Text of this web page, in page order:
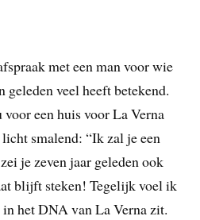
met een man voor wie
geleden veel heeft betekend.
een huis voor La Verna
smalend: “Ik zal je een
je zeven jaar geleden ook
blijft steken! Tegelijk voel ik
in het DNA van La Verna zit.